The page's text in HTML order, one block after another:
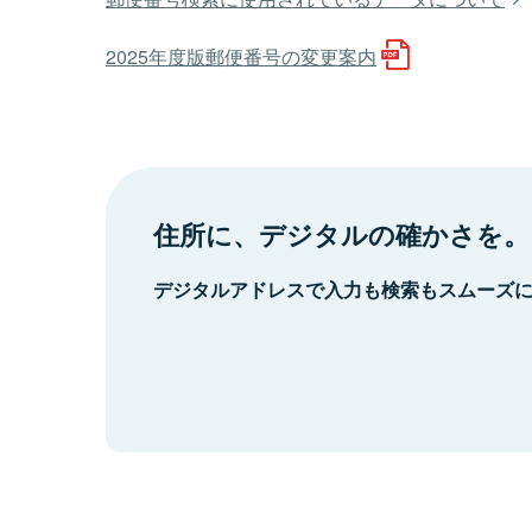
2025年度版郵便番号の変更案内
住所に、デジタルの確かさを。
デジタルアドレスで入力も検索もスムーズ